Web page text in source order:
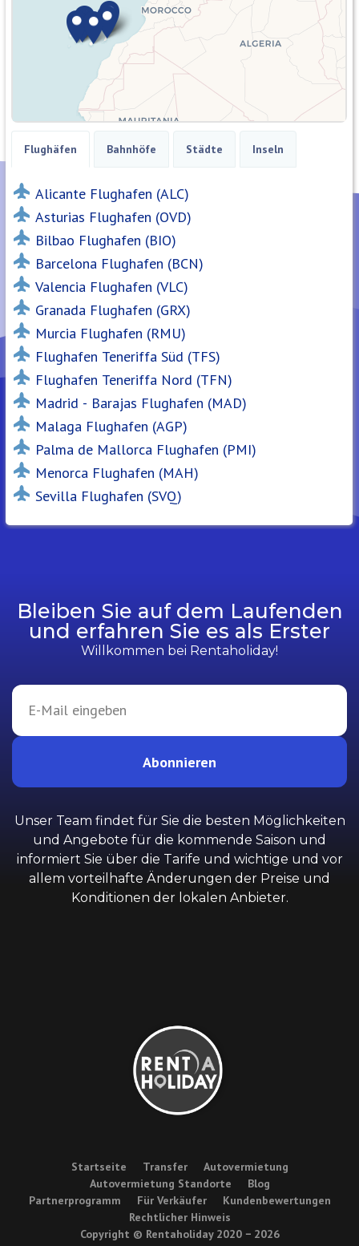
Flughäfen Bahnhöfe Städte Inseln
Alicante Flughafen (ALC)
Asturias Flughafen (OVD)
Bilbao Flughafen (BIO)
Barcelona Flughafen (BCN)
Valencia Flughafen (VLC)
Granada Flughafen (GRX)
Murcia Flughafen (RMU)
Flughafen Teneriffa Süd (TFS)
Flughafen Teneriffa Nord (TFN)
Madrid - Barajas Flughafen (MAD)
Malaga Flughafen (AGP)
Palma de Mallorca Flughafen (PMI)
Menorca Flughafen (MAH)
Sevilla Flughafen (SVQ)
Bleiben Sie auf dem Laufenden
und erfahren Sie es als Erster
Willkommen bei Rentaholiday!
Abonnieren
Unser Team findet für Sie die besten Möglichkeiten
und Angebote für die kommende Saison und
informiert Sie über die Tarife und wichtige und vor
allem vorteilhafte Änderungen der Preise und
Konditionen der lokalen Anbieter.
Startseite Transfer
Autovermietung
Autovermietung Standorte
Blog
Partnerprogramm
Für Verkäufer
Kundenbewertungen
Rechtlicher Hinweis
Copyright © Rentaholiday 2020 − 2026